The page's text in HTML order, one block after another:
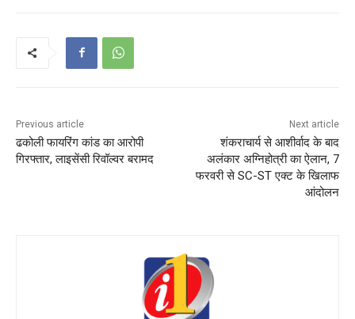
Previous article
ढकोली फायरिंग कांड का आरोपी
गिरफ्तार, लाइसेंसी रिवॉल्वर बरामद
Next article
शंकराचार्य से आशीर्वाद के बाद
अलंकार अग्निहोत्री का ऐलान, 7
फरवरी से SC-ST एक्ट के खिलाफ
आंदोलन